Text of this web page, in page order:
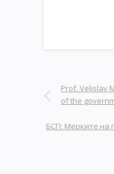
Prof. Velislav
of the
БСП: Мерките на